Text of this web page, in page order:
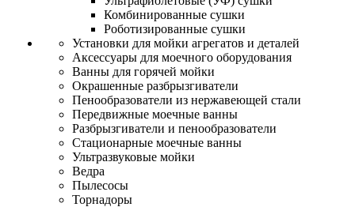
Комбинированные сушки
Роботизированные сушки
Установки для мойки агрегатов и деталей
Аксессуары для моечного оборудования
Ванны для горячей мойки
Окрашенные разбрызгиватели
Пенообразователи из нержавеющей стали
Передвижные моечные ванны
Разбрызгиватели и пенообразователи
Стационарные моечные ванны
Ультразвуковые мойки
Ведра
Пылесосы
Торнадоры